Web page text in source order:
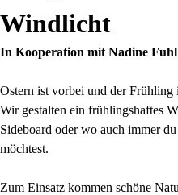
Windlicht
In Kooperation mit Nadine Fuhl
Ostern ist vorbei und der Frühling
Wir gestalten ein frühlingshaftes
Sideboard oder wo auch immer
möchtest.
Zum Einsatz kommen schöne